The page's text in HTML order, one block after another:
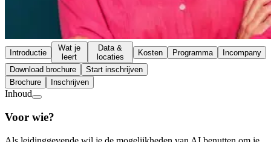
Introductie
Wat je
leert
Data &
locaties
Kosten Programma
Incompany
Download brochure
Start inschrijven
Brochure
Inschrijven
Inhoud
Voor wie?